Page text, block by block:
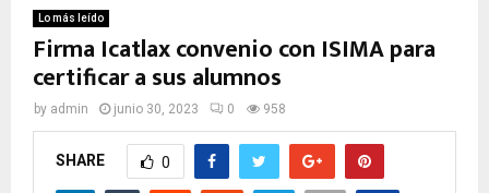
Lo más leído
Firma Icatlax convenio con ISIMA para
certificar a sus alumnos
by admin junio 30, 2023 0 958
SHARE 0